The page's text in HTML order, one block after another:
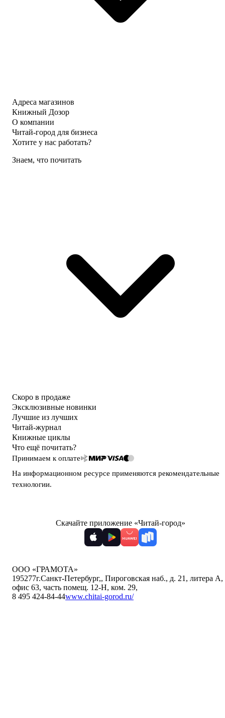
Адреса магазинов
Книжный Дозор
О компании
Читай-город для бизнеса
Хотите у нас работать?
Знаем, что почитать
Скоро в продаже
Эксклюзивные новинки
Лучшие из лучших
Читай-журнал
Книжные циклы
Что ещё почитать?
Принимаем к оплате
На информационном ресурсе применяются рекомендательные
технологии.
Скачайте приложение «Читай-город»
ООО «ГРАМОТА»
195277г.Санкт-Петербург,, Пироговская наб., д. 21, литера А,
офис 63, часть помещ. 12-Н, ком. 29,
8 495 424-84-44www.chitai-gorod.ru/